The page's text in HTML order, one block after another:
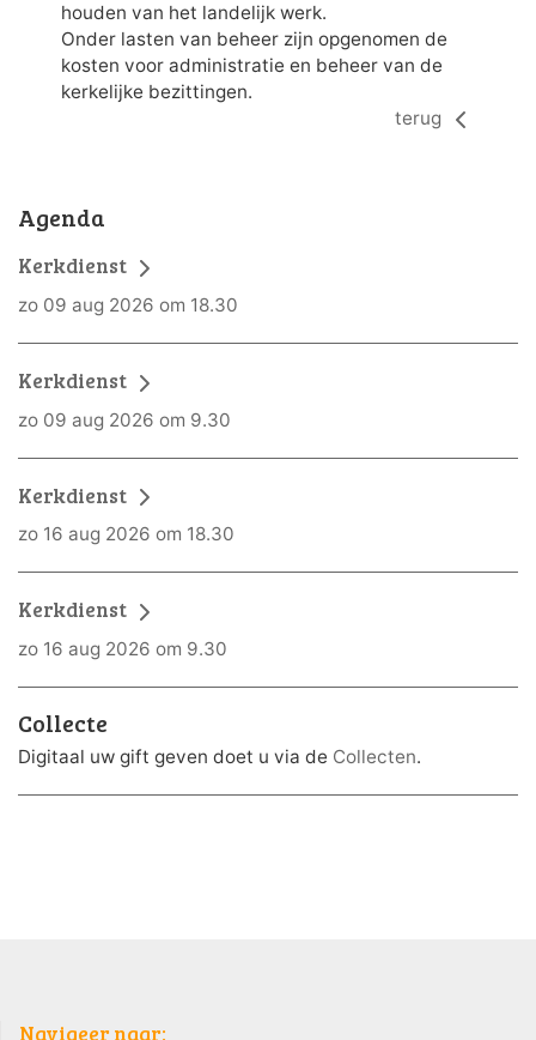
houden van het landelijk werk.
Onder lasten van beheer zijn opgenomen de
kosten voor administratie en beheer van de
kerkelijke bezittingen.
terug
Agenda
Kerkdienst
zo 09 aug 2026 om 18.30
Kerkdienst
zo 09 aug 2026 om 9.30
Kerkdienst
zo 16 aug 2026 om 18.30
Kerkdienst
zo 16 aug 2026 om 9.30
Collecte
Digitaal uw gift geven doet u via de Collecten.
Navigeer naar: